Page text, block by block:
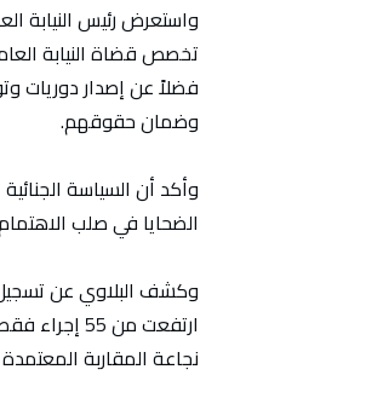
واستعرض رئيس النيابة
تخصص قضاة النيابة
فضلاً عن إصدار دوريات
وضمان حقوقهم.
وأكد أن السياسة
الضحايا في صلب
وكشف البلاوي عن تسجيل
نجاعة المقاربة